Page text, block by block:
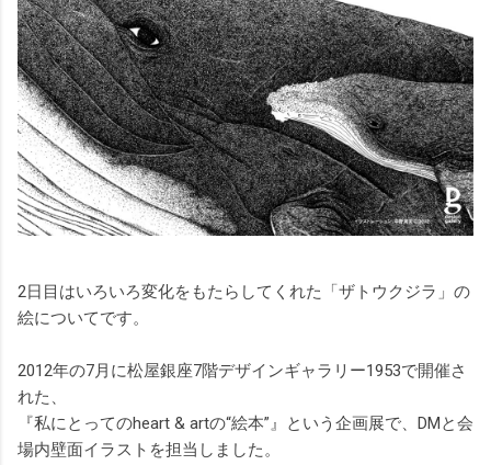
2日目はいろいろ変化をもたらしてくれた「ザトウクジラ」の
絵についてです。
2012年の7月に松屋銀座7階デザインギャラリー1953で開催さ
れた、
『私にとってのheart & artの“絵本”』という企画展で、DMと会
場内壁面イラストを担当しました。